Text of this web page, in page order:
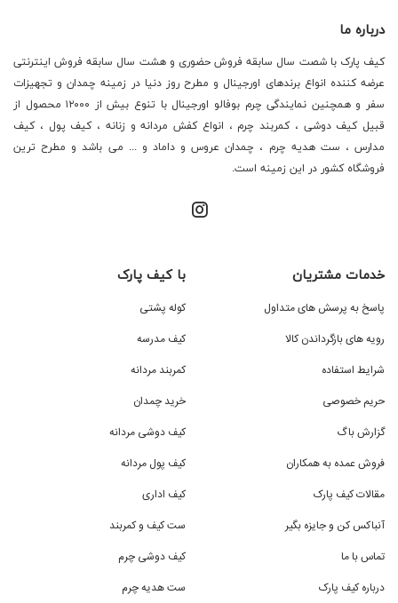
درباره ما
کیف پارک با شصت سال سابقه فروش حضوری و هشت سال سابقه فروش اینترنتی
عرضه کننده انواع برندهای اورجینال و مطرح روز دنیا در زمینه چمدان و تجهیزات
سفر و همچنین نمایندگی چرم بوفالو اورجینال با تنوع بیش از ۱۲۰۰۰ محصول از
قبیل کیف دوشی ، کمربند چرم ، انواع کفش مردانه و زنانه ، کیف پول ، کیف
مدارس ، ست هدیه چرم ، چمدان عروس و داماد و ... می باشد و مطرح ترین
فروشگاه کشور در این زمینه است.
خدمات مشتریان
پاسخ به پرسش های متداول
رویه های بازگرداندن کالا
شرایط استفاده
حریم خصوصی
گزارش باگ
فروش عمده به همکاران
مقالات کیف پارک
آنباکس کن و جایزه بگیر
تماس با ما
درباره کیف پارک
با کیف پارک
کوله پشتی
کیف مدرسه
کمربند مردانه
خرید چمدان
کیف دوشی مردانه
کیف پول مردانه
کیف اداری
ست کیف و کمربند
کیف دوشی چرم
ست هدیه چرم